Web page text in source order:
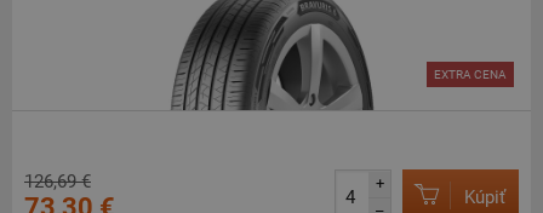
EXTRA CENA
126,69 €
+
Kúpiť